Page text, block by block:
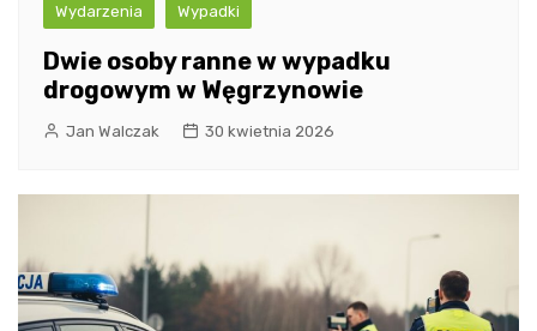
Wydarzenia Wypadki
Dwie osoby ranne w wypadku
drogowym w Węgrzynowie
Jan Walczak 30 kwietnia 2026